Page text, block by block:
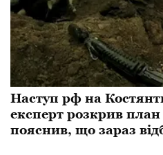
Наступ рф на
експерт розкрив план
пояснив, що зараз